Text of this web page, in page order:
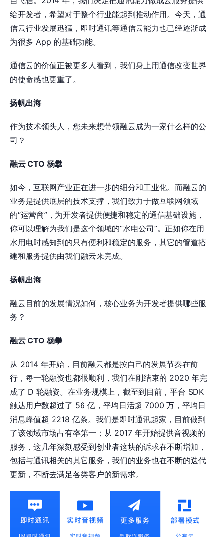
给开发者，希望对于整个行业能起到推动作用。今天，通
信云行业发展迅猛，即时通讯等通信云能力也已经逐渐成
为很多 App 的基础功能。
通信云的价值正被更多人看到，我们身上用通信改变世界
的使命感也更重了。
扬帆出海
作为技术领头人，您未来想带领融云成为一家什么样的公
司？
融云 CTO 杨攀
如今，互联网产业正在进一步的细分和工业化。而融云的
业务是提供底层的技术支撑，我们致力于做互联网领域
的“运营商”，为开发者提供便捷和稳定的通信基础设施，
你可以理解为我们是这个领域的“水电公司”。正如你在用
水用电时感知到的只有便利和稳定的服务，其它的管道搭
建和服务提供由我们融云来完成。
扬帆出海
融云目前的发展情况如何，核心业务为开发者提供哪些服
务？
融云 CTO 杨攀
从 2014 年开始，目前融云都是按自己的发展节奏在前
行，每一轮融资也都很顺利，我们在刚结束的 2020 年完
成了 D 轮融资。在业务规模上，截至到目前，平台 SDK
触达用户数超过了 56 亿，平均日活超 7000 万，平均日
消息峰值超 2218 亿条。我们是即时通讯起家，目前做到
了该领域市场占有率第一；从 2017 年开始提供音视频的
服务，这几年深刻感受到创业者这块的诉求在不断增加，
包括与通讯相关的其它服务，我们的业务也在不断的迭代
更新，不断去满足各类客户的新需求。